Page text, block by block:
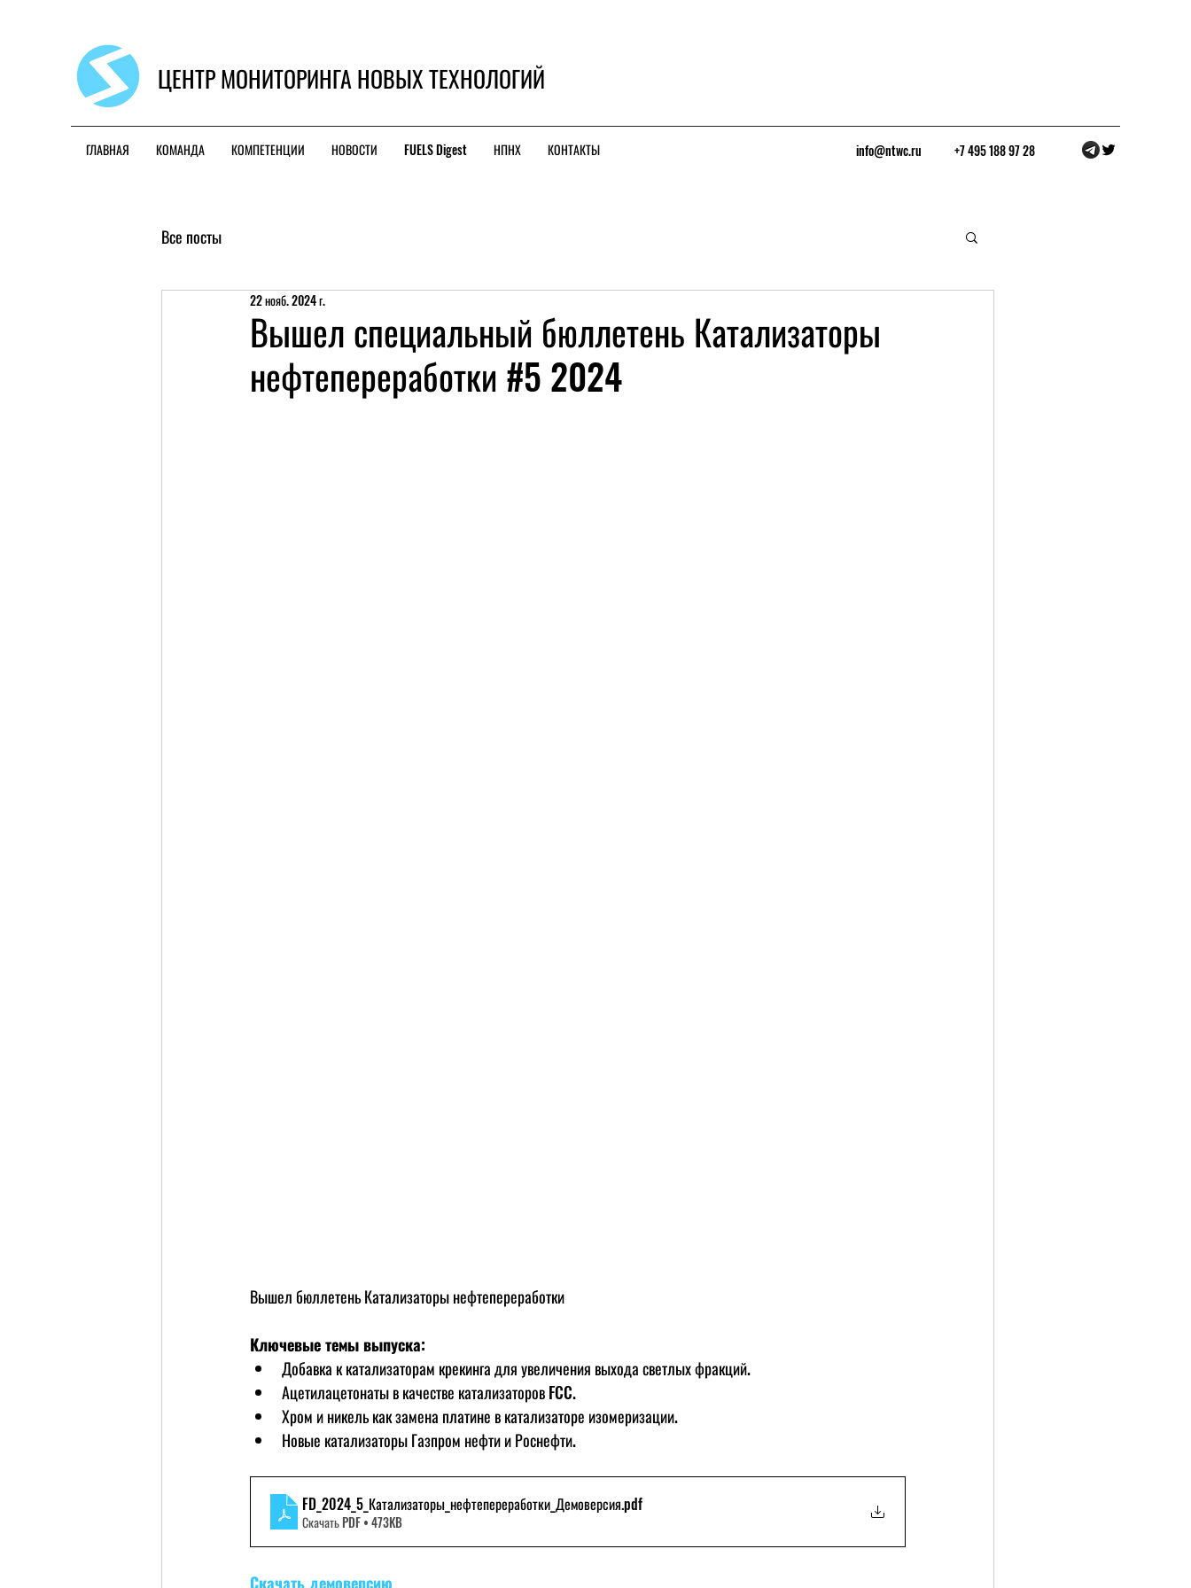
ЦЕНТР МОНИТОРИНГА НОВЫХ ТЕХНОЛОГИЙ
ГЛАВНАЯ КОМАНДА КОМПЕТЕНЦИИ НОВОСТИ FUELS Digest НПНХ КОНТАКТЫ info@ntwc.ru +7 495 188 97 28
Все посты
Вышел специальный бюллетень Катализаторы
нефтепереработки #5 2024
22 нояб. 2024 г.
Вышел бюллетень Катализаторы нефтепереработки
Ключевые темы выпуска:
Добавка к катализаторам крекинга для увеличения выхода светлых фракций.
Ацетилацетонаты в качестве катализаторов FCC.
Хром и никель как замена платине в катализаторе изомеризации.
Новые катализаторы Газпром нефти и Роснефти.
FD_2024_5_Катализаторы_нефтепереработки_Демоверсия.pdf
Скачать PDF • 473KB
Скачать демоверсию